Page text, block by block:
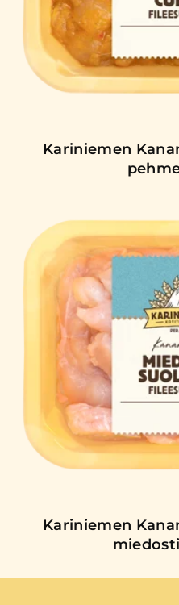
Kariniemen
Kariniemen